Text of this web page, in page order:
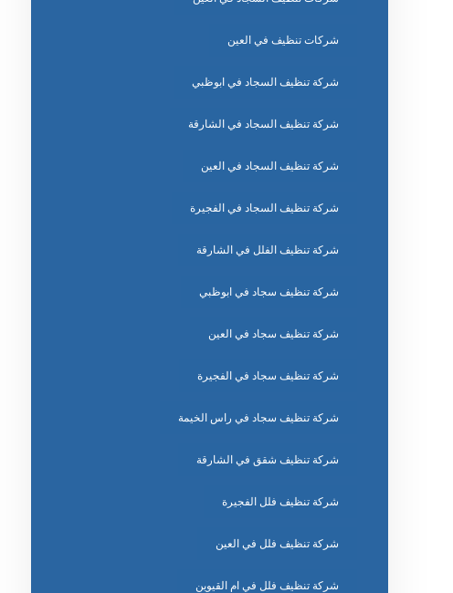
شركات تنظيف في العين
شركة تنظيف السجاد في ابوظبي
شركة تنظيف السجاد في الشارقة
شركة تنظيف السجاد في العين
شركة تنظيف السجاد في الفجيرة
شركة تنظيف الفلل في الشارقة
شركة تنظيف سجاد في ابوظبي
شركة تنظيف سجاد في العين
شركة تنظيف سجاد في الفجيرة
شركة تنظيف سجاد في راس الخيمة
شركة تنظيف شقق في الشارقة
شركة تنظيف فلل الفجيرة
شركة تنظيف فلل في العين
شركة تنظيف فلل في ام القيوين